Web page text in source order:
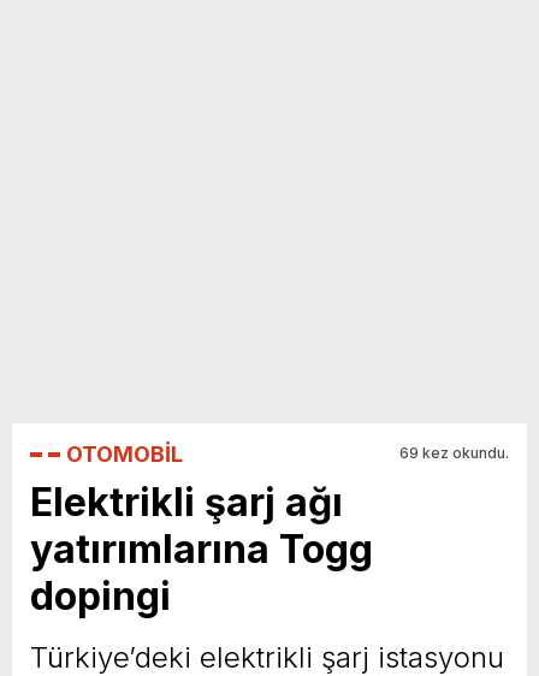
OTOMOBİL 69 kez okundu.
Elektrikli şarj ağı
yatırımlarına Togg
dopingi
Türkiye’deki elektrikli şarj istasyonu